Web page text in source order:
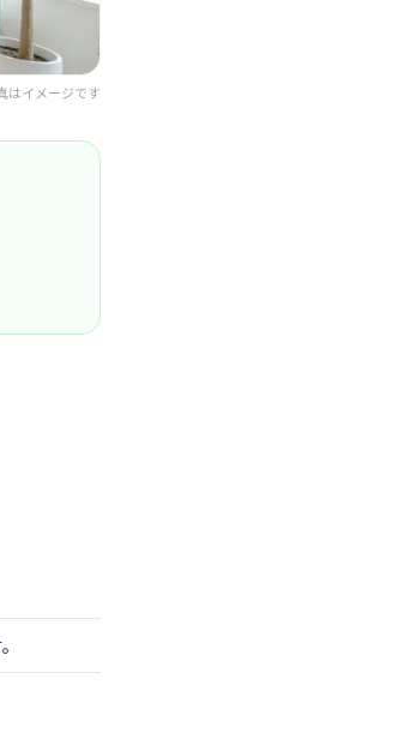
はイメージです